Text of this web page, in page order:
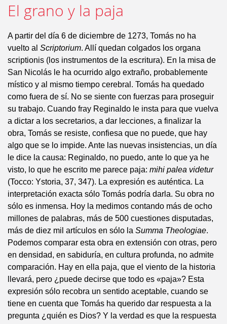
El grano y la paja
A partir del día 6 de diciembre de 1273, Tomás no ha
vuelto al Scriptorium. Allí quedan colgados los organa
scriptionis (los instrumentos de la escritura). En la misa de
San Nicolás le ha ocurrido algo extraño, probablemente
místico y al mismo tiempo cerebral. Tomás ha quedado
como fuera de sí. No se siente con fuerzas para proseguir
su trabajo. Cuando fray Reginaldo le insta para que vuelva
a dictar a los secretarios, a dar lecciones, a finalizar la
obra, Tomás se resiste, confiesa que no puede, que hay
algo que se lo impide. Ante las nuevas insistencias, un día
le dice la causa: Reginaldo, no puedo, ante lo que ya he
visto, lo que he escrito me parece paja: mihi palea videtur
(Tocco: Ystoria, 37, 347). La expresión es auténtica. La
interpretación exacta sólo Tomás podría darla. Su obra no
sólo es inmensa. Hoy la medimos contando más de ocho
millones de palabras, más de 500 cuestiones disputadas,
más de diez mil artículos en sólo la Summa Theologiae.
Podemos comparar esta obra en extensión con otras, pero
en densidad, en sabiduría, en cultura profunda, no admite
comparación. Hay en ella paja, que el viento de la historia
llevará, pero ¿puede decirse que todo es «paja»? Esta
expresión sólo recobra un sentido aceptable, cuando se
tiene en cuenta que Tomás ha querido dar respuesta a la
pregunta ¿quién es Dios? Y la verdad es que la respuesta